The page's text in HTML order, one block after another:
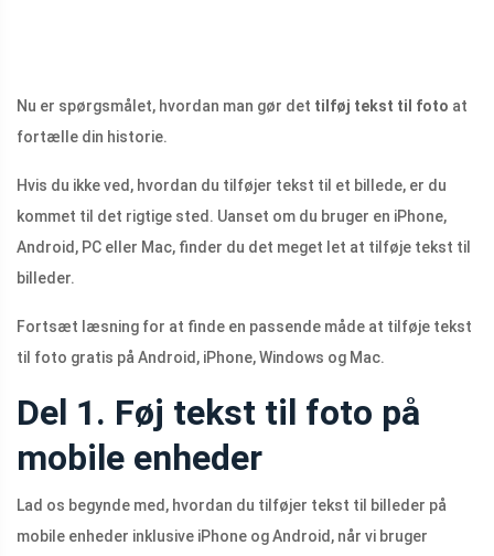
Nu er spørgsmålet, hvordan man gør det tilføj tekst til foto at
fortælle din historie.
Hvis du ikke ved, hvordan du tilføjer tekst til et billede, er du
kommet til det rigtige sted. Uanset om du bruger en iPhone,
Android, PC eller Mac, finder du det meget let at tilføje tekst til
billeder.
Fortsæt læsning for at finde en passende måde at tilføje tekst
til foto gratis på Android, iPhone, Windows og Mac.
Del 1. Føj tekst til foto på
mobile enheder
Lad os begynde med, hvordan du tilføjer tekst til billeder på
mobile enheder inklusive iPhone og Android, når vi bruger